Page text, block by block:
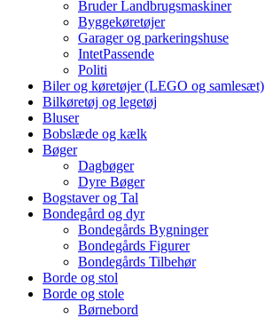
Bruder Landbrugsmaskiner
Byggekøretøjer
Garager og parkeringshuse
IntetPassende
Politi
Biler og køretøjer (LEGO og samlesæt)
Bilkøretøj og legetøj
Bluser
Bobslæde og kælk
Bøger
Dagbøger
Dyre Bøger
Bogstaver og Tal
Bondegård og dyr
Bondegårds Bygninger
Bondegårds Figurer
Bondegårds Tilbehør
Borde og stol
Borde og stole
Børnebord